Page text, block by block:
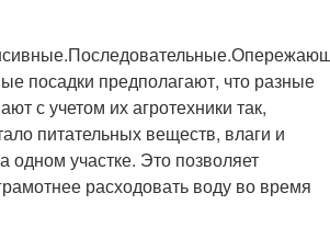
посадки предполагают, что разные
с учетом их агротехники так,
питательных веществ, влаги и
одном участке. Это позволяет
расходовать воду во время